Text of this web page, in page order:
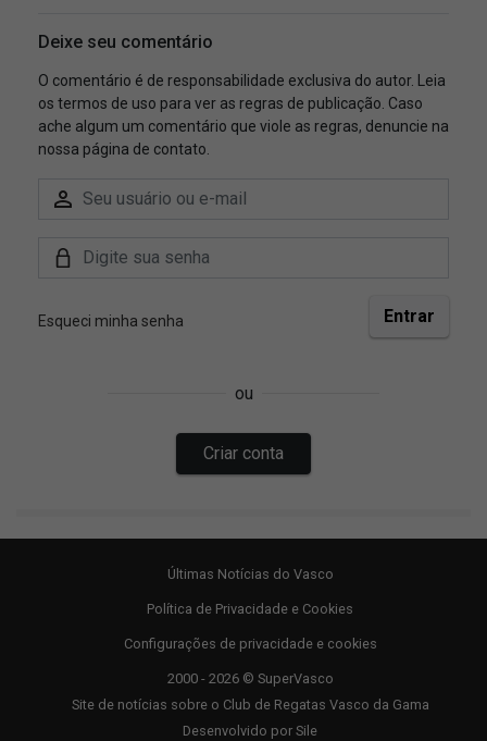
Últimas Notícias do Vasco
Política de Privacidade e Cookies
Configurações de privacidade e cookies
2000 - 2026 © SuperVasco
Site de notícias sobre o Club de Regatas Vasco da Gama
Desenvolvido por Sile